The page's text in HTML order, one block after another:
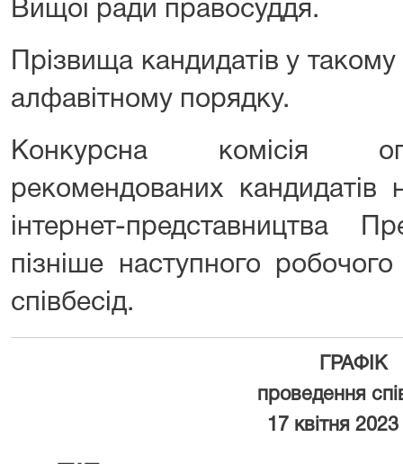
Вищої ради правосуддя.
Прізвища кандидатів у
алфавітному порядку.
Конкурсна комісія
рекомендованих кандидатів
інтернет-представництва
пізніше наступного
співбесід.
ГРАФІК
проведення
17 квітня